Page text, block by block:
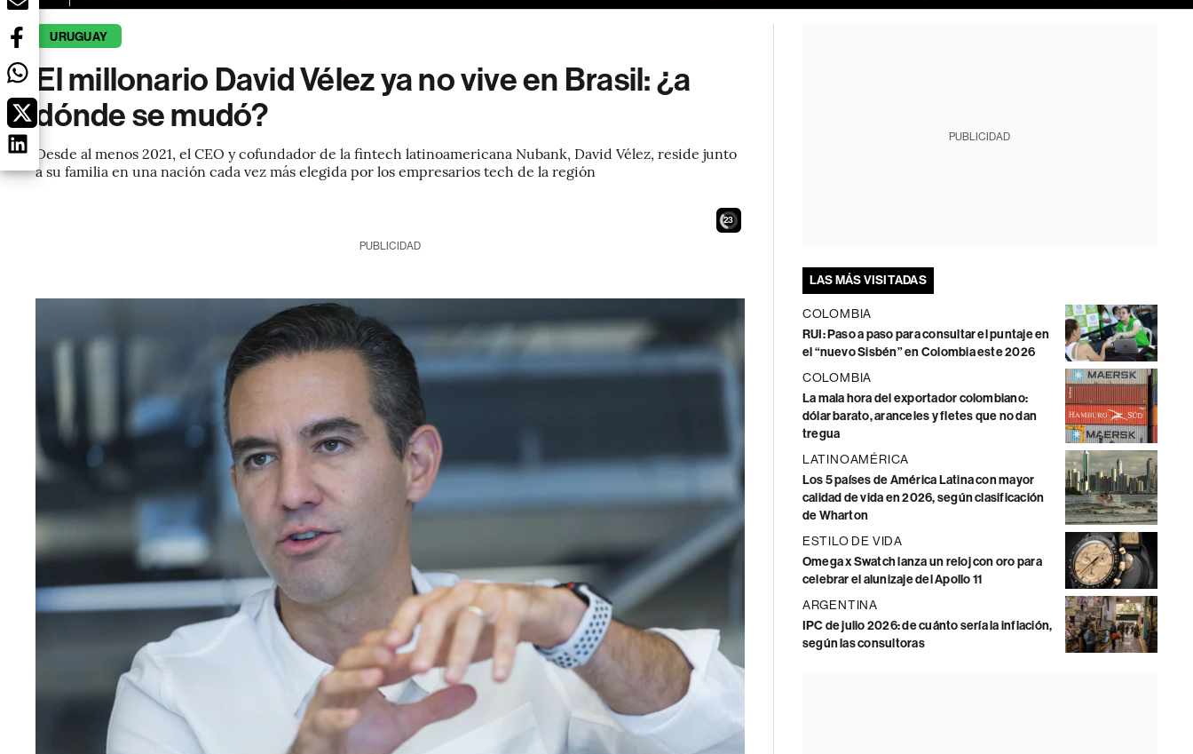
URUGUAY
El millonario David Vélez ya no vive en Brasil: ¿a
dónde se mudó?
Desde al menos 2021, el CEO y cofundador de la fintech latinoamericana Nubank, David Vélez, reside junto
a su familia en una nación cada vez más elegida por los empresarios tech de la región
21
PUBLICIDAD
PUBLICIDAD
LAS MÁS VISITADAS
COLOMBIA
RUI: Paso a paso para consultar el puntaje en
el “nuevo Sisbén” en Colombia este 2026
COLOMBIA
La mala hora del exportador colombiano:
dólar barato, aranceles y fletes que no dan
tregua
LATINOAMÉRICA
Los 5 países de América Latina con mayor
calidad de vida en 2026, según clasificación
de Wharton
ESTILO DE VIDA
Omega x Swatch lanza un reloj con oro para
celebrar el alunizaje del Apollo 11
ARGENTINA
IPC de julio 2026: de cuánto sería la inflación,
según las consultoras